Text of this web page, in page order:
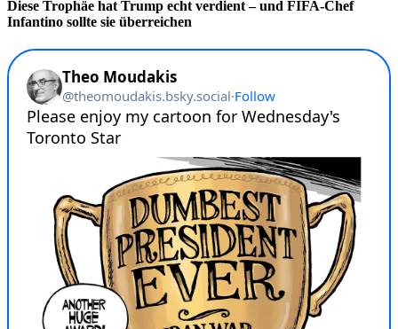
Diese Trophäe hat Trump echt verdient – und FIFA-Chef
Infantino sollte sie überreichen